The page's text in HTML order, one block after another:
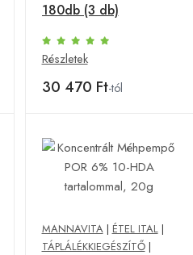
180db (3 db)
Részletek
30 470 Ft-tól
MANNAVITA| ÉTEL ITAL|
TÁPLÁLÉKKIEGÉSZÍTŐ|